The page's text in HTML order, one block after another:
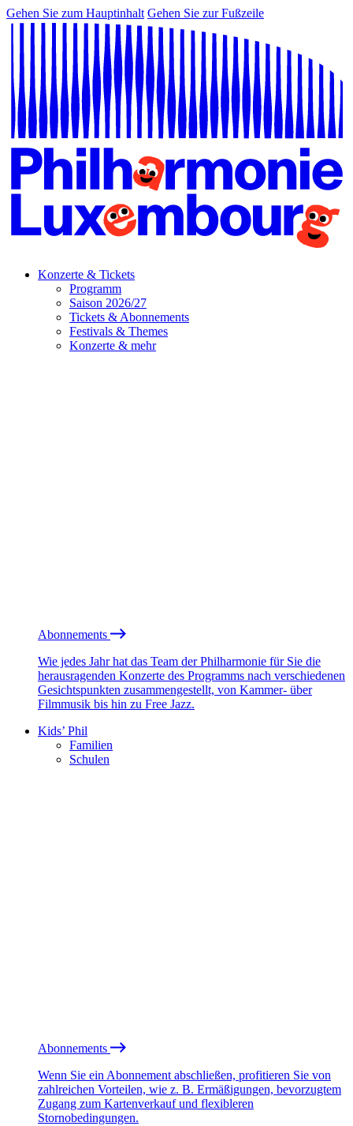
Gehen Sie zum Hauptinhalt Gehen Sie zur Fußzeile
Konzerte & Tickets
Programm
Saison 2026/27
Tickets & Abonnements
Festivals & Themes
Konzerte & mehr
Abonnements
Wie jedes Jahr hat das Team der Philharmonie für Sie die
herausragenden Konzerte des Programms nach verschiedenen
Gesichtspunkten zusammengestellt, von Kammer- über
Filmmusik bis hin zu Free Jazz.
Kids’ Phil
Familien
Schulen
Abonnements
Wenn Sie ein Abonnement abschließen, profitieren Sie von
zahlreichen Vorteilen, wie z. B. Ermäßigungen, bevorzugtem
Zugang zum Kartenverkauf und flexibleren
Stornobedingungen.